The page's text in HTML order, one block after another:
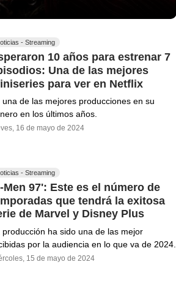
- Streaming
10 años para estrenar 7
Una de las mejores
para ver en Netflix
una de las mejores producciones en su
en los últimos años.
16 de mayo de 2024
- Streaming
Men 97': Este es el número de
que tendrá la exitosa
de Marvel y Disney Plus
producción ha sido una de las mejor
por la audiencia en lo que va de 2024.
15 de mayo de 2024